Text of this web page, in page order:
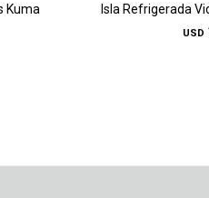
Kuma Isla Refrigerada
USD